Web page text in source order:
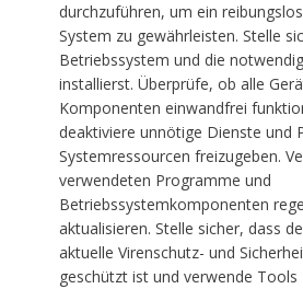
durchzuführen, um ein
System zu gewährleisten. Stelle
Betriebssystem und die
installierst. Überprüfe, ob alle
Komponenten einwandfrei
deaktiviere unnötige Dienste und
Systemressourcen freizugeben.
verwendeten Programme und
Betriebssystemkomponenten
aktualisieren. Stelle sicher, dass
aktuelle Virenschutz- und
geschützt ist und verwende Tools